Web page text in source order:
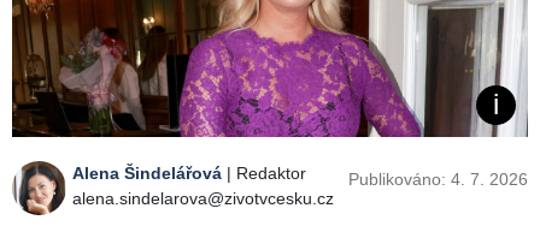
Alena Šindelářová | Redaktor
alena.sindelarova@zivotvcesku.cz
Publikováno: 4. 7. 2026